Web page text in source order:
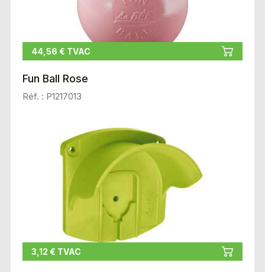
44,56 € TVAC
Fun Ball Rose
Réf. : P1217013
3,12 € TVAC